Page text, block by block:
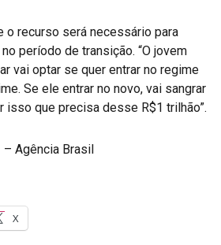
o recurso será necessário para
período de transição. “O jovem
vai optar se quer entrar no regime
Se ele entrar no novo, vai sangrar
isso que precisa desse R$1 trilhão”.
Agência Brasil
X